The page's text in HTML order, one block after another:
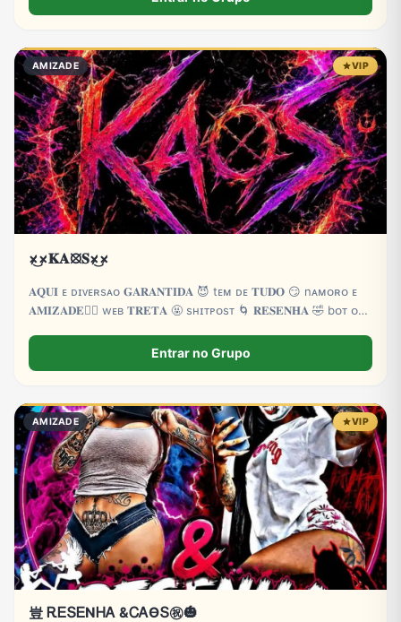
grupo de apostar ganhar
AMIZADE VIP
×̷̷͜×̷𝐊𝐀⦻𝐒×̷̷͜×̷
𝐀𝐐𝐔𝐈 ᴇ‌ ᴅɪᴠᴇʀsᴀ‌ᴏ 𝐆𝐀𝐑𝐀𝐍𝐓𝐈𝐃𝐀 😈 tᴇᴍ ᴅᴇ 𝐓𝐔𝐃𝐎 😏 nᴀᴍᴏʀᴏ ᴇ
𝐀𝐌𝐈𝐙𝐀𝐃𝐄❤️‍🔥 wᴇʙ 𝐓𝐑𝐄𝐓𝐀 🤬 sʜɪᴛᴘᴏsᴛ 🌀 𝐑𝐄𝐒𝐄𝐍𝐇𝐀 🤣 bᴏᴛ ᴏɴ
Entrar no Grupo
AMIZADE VIP
豈 ᎡᎬՏᎬΝᎻᎪ &ᏟᎪϴՏ㊗🎃